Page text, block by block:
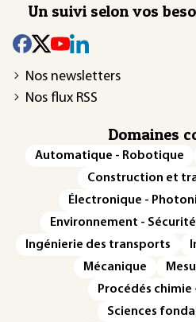
Un suivi selon vos
Nos newsletters
Nos flux RSS
Domaines
Automatique - Robotique
Construction et
Électronique -
Environnement - Sécurité
Ingénierie des transports
Mécanique
Procédés
Sciences